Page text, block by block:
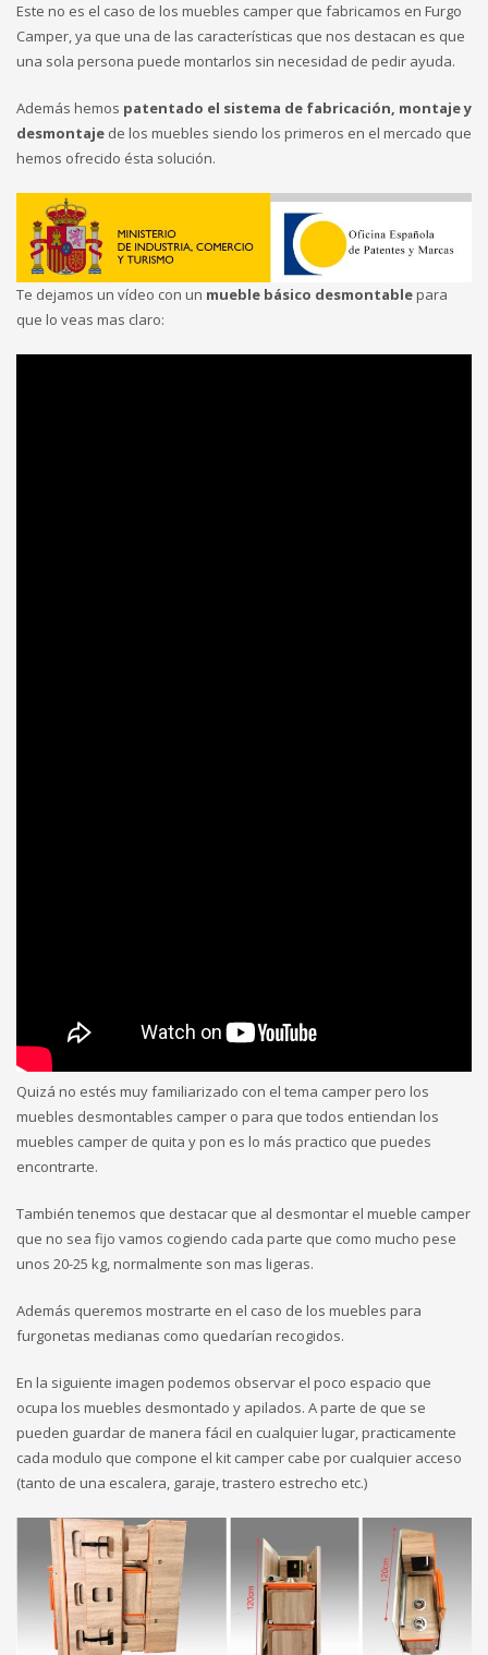
Este no es el caso de los muebles camper que fabricamos en Furgo
Camper, ya que una de las características que nos destacan es que
una sola persona puede montarlos sin necesidad de pedir ayuda.
Además hemos patentado el sistema de fabricación, montaje y
desmontaje de los muebles siendo los primeros en el mercado que
hemos ofrecido ésta solución.
Te dejamos un vídeo con un mueble básico desmontablepara
que lo veas mas claro:
Quizá no estés muy familiarizado con el tema camper pero los
muebles desmontables camper o para que todos entiendan los
muebles camper de quita y pon es lo más practico que puedes
encontrarte.
También tenemos que destacar que al desmontar el mueble camper
que no sea fijo vamos cogiendo cada parte que como mucho pese
unos 20-25 kg, normalmente son mas ligeras.
Además queremos mostrarte en el caso de los muebles para
furgonetas medianas como quedarían recogidos.
En la siguiente imagen podemos observar el poco espacio que
ocupa los muebles desmontado y apilados. A parte de que se
pueden guardar de manera fácil en cualquier lugar, practicamente
cada modulo que compone el kit camper cabe por cualquier acceso
(tanto de una escalera, garaje, trastero estrecho etc.)